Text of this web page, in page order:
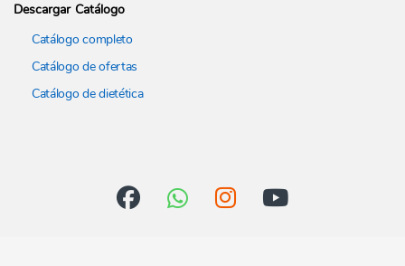
Descargar Catálogo
Catálogo completo
Catálogo de ofertas
Catálogo de dietética